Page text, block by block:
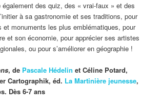
également des quiz, des « vrai-faux » et des
à sa gastronomie et ses traditions, pour
et monuments les plus emblématiques, pour
et son économie, pour apprécier ses artistes
ou pour s’améliorer en géographie !
, de Pascale Hédelin et Céline Potard,
Cartographik, éd. La Martinière jeunesse,
Dès 6-7 ans